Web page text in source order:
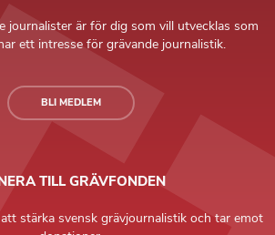
journalister är för dig som vill utvecklas som
ett intresse för grävande journalistik.
BLI MEDLEM
TILL GRÄVFONDEN
stärka svensk grävjournalistik och tar emot